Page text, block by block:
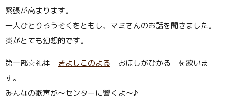
緊張が高まります。
一人ひとりろうそくをともし、マミさんのお話を聞きました。
炎がとても幻想的です。
第一部☆礼拝 きよしこのよる おほしがひかる を歌いま
す。
みんなの歌声が〜センターに響くよ〜♪